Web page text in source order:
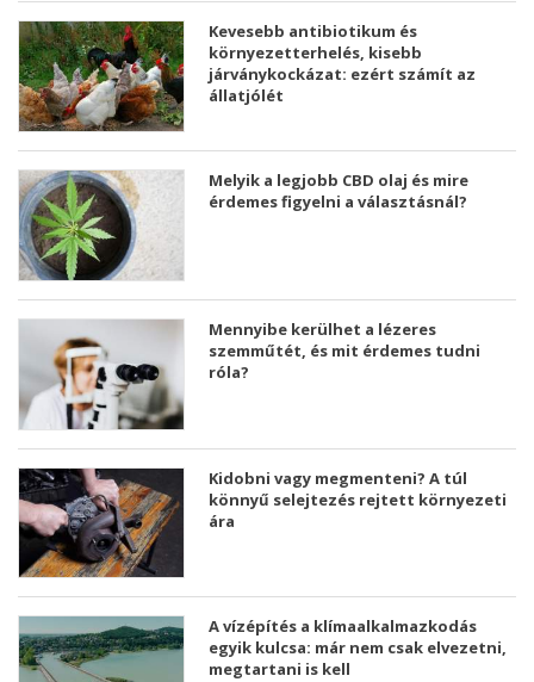
Kevesebb antibiotikum és
környezetterhelés, kisebb
járványkockázat: ezért számít az
állatjólét
Melyik a legjobb CBD olaj és mire
érdemes figyelni a választásnál?
Mennyibe kerülhet a lézeres
szemműtét, és mit érdemes tudni
róla?
Kidobni vagy megmenteni? A túl
könnyű selejtezés rejtett környezeti
ára
A vízépítés a klímaalkalmazkodás
egyik kulcsa: már nem csak elvezetni,
megtartani is kell